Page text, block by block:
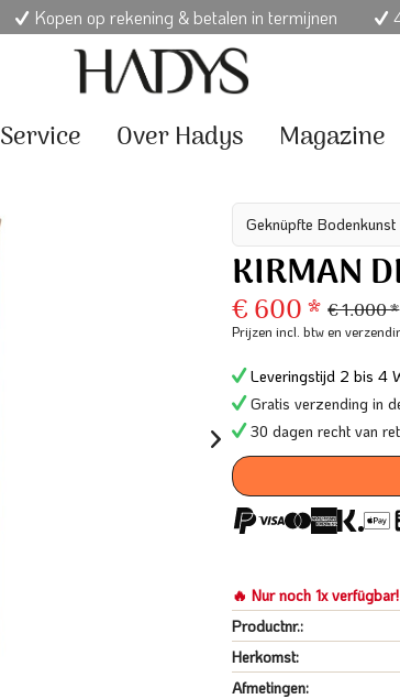
Kopen op rekening & betalen in termijnen
Service Over Hadys Magazine
Geknüpfte
KIRMAN
€ 600 * € 1.000 *
Prijzen incl. btwen
Leveringstijd 2 bis 4
Gratis verzending in
30 dagen recht van
🔥 Nur noch 1x
Productnr.:
Herkomst:
Afmetingen: